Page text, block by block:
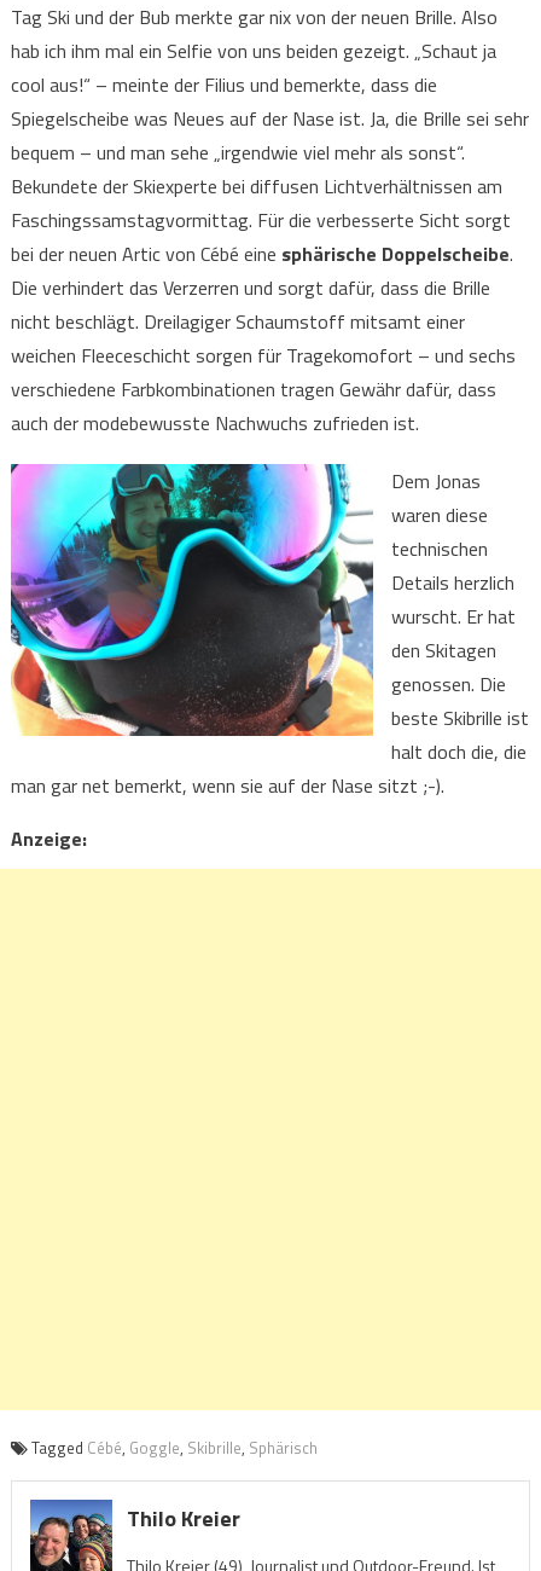
Tag Ski und der Bub merkte gar nix von der neuen Brille. Also
hab ich ihm mal ein Selfie von uns beiden gezeigt. „Schaut ja
cool aus!“ – meinte der Filius und bemerkte, dass die
Spiegelscheibe was Neues auf der Nase ist. Ja, die Brille sei sehr
bequem – und man sehe „irgendwie viel mehr als sonst“.
Bekundete der Skiexperte bei diffusen Lichtverhältnissen am
Faschingssamstagvormittag. Für die verbesserte Sicht sorgt
bei der neuen Artic von Cébé eine sphärische Doppelscheibe.
Die verhindert das Verzerren und sorgt dafür, dass die Brille
nicht beschlägt. Dreilagiger Schaumstoff mitsamt einer
weichen Fleeceschicht sorgen für Tragekomofort – und sechs
verschiedene Farbkombinationen tragen Gewähr dafür, dass
auch der modebewusste Nachwuchs zufrieden ist.
Dem Jonas
waren diese
technischen
Details herzlich
wurscht. Er hat
den Skitagen
genossen. Die
beste Skibrille ist
halt doch die, die
man gar net bemerkt, wenn sie auf der Nase sitzt ;-).
Anzeige:
Tagged Cébé, Goggle, Skibrille, Sphärisch
Thilo Kreier
Thilo Kreier (49), Journalist und Outdoor-Freund. Ist